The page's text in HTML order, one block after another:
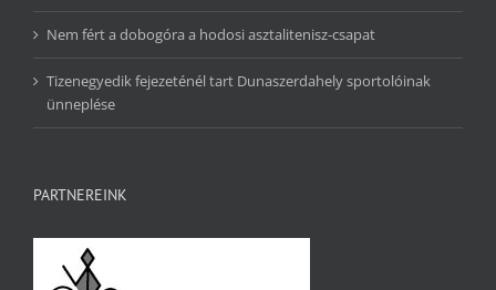
Nem fért a dobogóra a hodosi asztalitenisz-csapat
Tizenegyedik fejezeténél tart Dunaszerdahely sportolóinak
ünneplése
PARTNEREINK